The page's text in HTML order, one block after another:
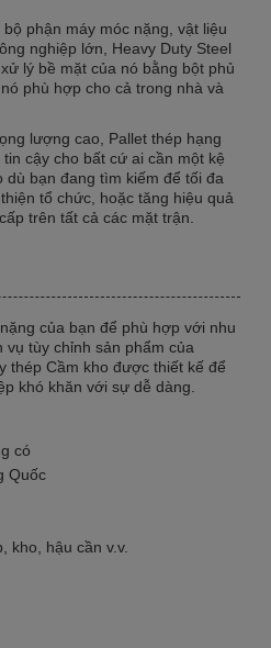
phận máy móc nặng, vật liệu
nghiệp lớn, Heavy Duty Steel
lý bề mặt của nó bằng bột phủ
phù hợp cho cả trong nhà và
lượng cao, Pallet thép hạng
cậy cho bất cứ ai cần một kệ
bạn đang tìm kiếm để tối đa
tổ chức, hoặc tăng hiệu quả
trên tất cả các mặt trận.
của bạn để phù hợp với nhu
tùy chỉnh sản phẩm của
thép Cầm kho được thiết kế để
khó khăn với sự dễ dàng.
có
Quốc
kho, hậu cần v.v.